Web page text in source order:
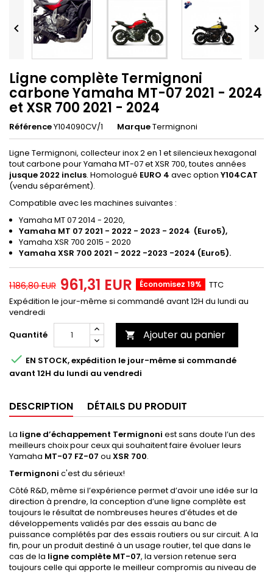
 
Ligne complète Termignoni
carbone Yamaha MT-07 2021 - 2024
et XSR 700 2021 - 2024
RéférenceY104090CV/1 MarqueTermignoni
Ligne Termignoni, collecteur inox 2 en 1 et silencieux hexagonal
tout carbone pour Yamaha MT-07 et XSR 700, toutes années
jusque 2022 inclus. Homologué EURO 4 avec option Y104CAT
(vendu séparément).
Compatible avec les machines suivantes :
Yamaha MT 07 2014 - 2020,
Yamaha MT 07 2021 - 2022 - 2023 - 2024 (Euro5),
Yamaha XSR 700 2015 - 2020
Yamaha XSR 700 2021 - 2022 -2023 -2024 (Euro5).
1 186,80 EUR 961,31 EUR Économisez 19%
TTC
Expédition le jour-même si commandé avant 12H du lundi au
vendredi
Quantité
 Ajouter au panier
 EN STOCK, expédition le jour-même si commandé
avant 12H du lundi au vendredi
DESCRIPTION DÉTAILS DU PRODUIT
La ligne d’échappement Termignoni est sans doute l’un des
meilleurs choix pour ceux qui souhaitent faire évoluer leurs
Yamaha MT-07 FZ-07 ou XSR 700.
Termignoni c'est du sérieux!
Côté R&D, même si l’expérience permet d’avoir une idée sur la
direction à prendre, la conception d’une ligne complète est
toujours le résultat de nombreuses heures d’études et de
développements validés par des essais au banc de
puissance complétés par des essais routiers ou sur circuit. A la
fin, pour un produit destiné à un usage routier, tel que dans le
cas de la ligne complète MT-07, la version retenue sera
toujours celle qui apporte le meilleur compromis au niveau de